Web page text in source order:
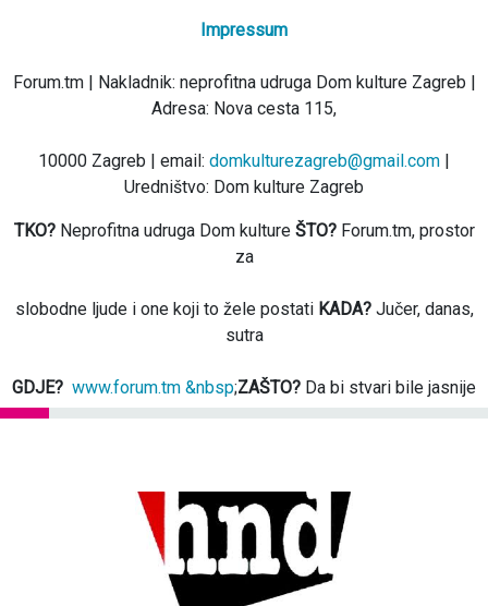
Impressum
Forum.tm | Nakladnik: neprofitna udruga Dom kulture Zagreb |
Adresa: Nova cesta 115,
10000 Zagreb | email: domkulturezagreb@gmail.com
Uredništvo: Dom kulture Zagreb
TKO?Neprofitna udruga Dom kulture ŠTO?Forum.tm, prostor
za
slobodne ljude i one koji to žele postati KADA?Jučer, danas,
sutra
GDJE? www.forum.tm &nbsp;ZAŠTO? Da bi stvari bile jasnije